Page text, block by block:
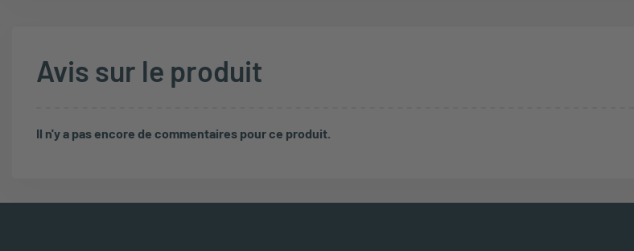
Avis sur le produit
Il n'y a pas encore de commentaires pour ce produit.